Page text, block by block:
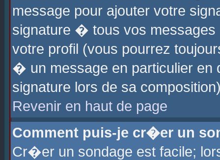
message pour ajouter votre
signature � tous vos
votre profil (vous pourrez
� un message en particulier
signature lors de sa
Revenir en haut de page
Comment puis-je cr�er un
Cr�er un sondage est facile;